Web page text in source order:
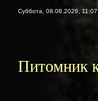
Суббота, 08.08.2026, 11:07
Питомник